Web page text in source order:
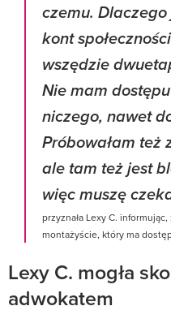
czemu.
kont
wszędzie
Nie mam
niczego, nawet
Próbowałam też
ale tam też jest
więc muszę
przyznała Lexy C.
montażyście, który ma
Lexy C. mogła
adwokatem